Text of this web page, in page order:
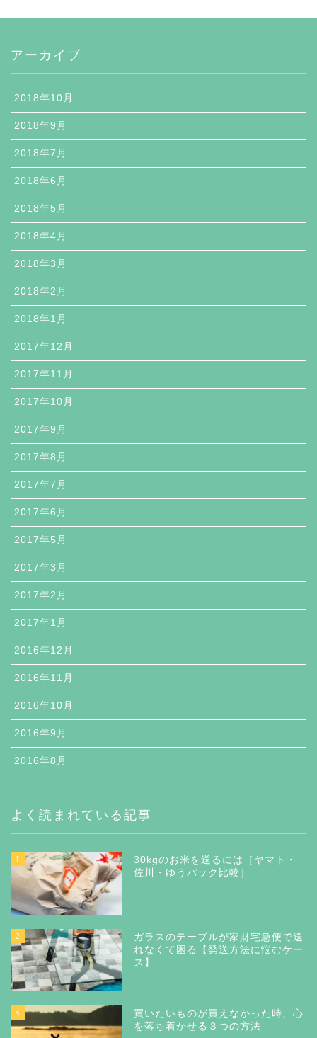
アーカイブ
2018年10月
2018年9月
2018年7月
2018年6月
2018年5月
2018年4月
2018年3月
2018年2月
2018年1月
2017年12月
2017年11月
2017年10月
2017年9月
2017年8月
2017年7月
2017年6月
2017年5月
2017年3月
2017年2月
2017年1月
2016年12月
2016年11月
2016年10月
2016年9月
2016年8月
よく読まれている記事
1
30kgのお米を送るには［ヤマト・
佐川・ゆうパック比較］
2
ガラスのテーブルが家財宅急便で送
れなくて困る【発送方法に悩むケー
ス】
3
買いたいものが買えなかった時、心
を落ち着かせる３つの方法